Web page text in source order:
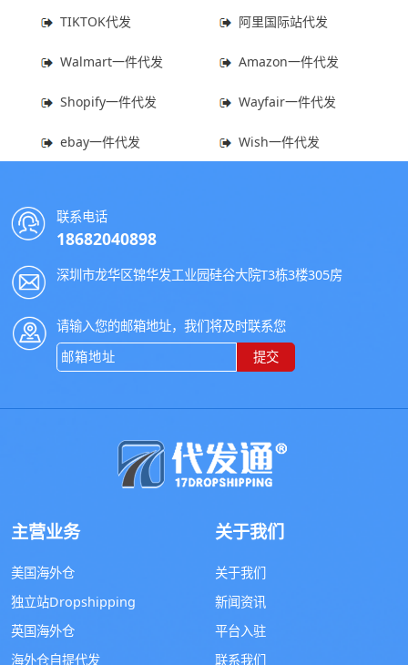
TIKTOK代发 阿里国际站代发
Walmart一件代发 Amazon一件代发
Shopify一件代发 Wayfair一件代发
ebay一件代发 Wish一件代发
联系电话
18682040898
深圳市龙华区锦华发工业园硅谷大院T3栋3楼305房
请输入您的邮箱地址，我们将及时联系您
提交
主营业务
美国海外仓
独立站Dropshipping
英国海外仓
海外仓自提代发
关于我们
关于我们
新闻资讯
平台入驻
联系我们